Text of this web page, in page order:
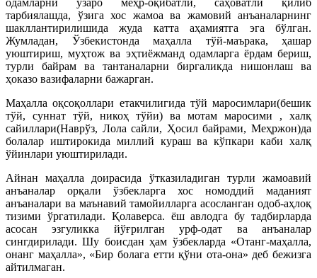
одамларни ўзаро меҳр-оқибатли, саҳоватли қилиб
тарбиялашда, ўзига хос жамоа ва жамовий анъаналарнинг
шакллантирилишида жуда катта аҳамиятга эга бўлган.
Жумладан, Ўзбекистонда маҳалла тўй-маърака, ҳашар
уюштириш, муҳтож ва эҳтиёжманд одамларга ёрдам бериш,
турли байрам ва тантаналарни биргаликда нишонлаш ва
ҳоказо вазифаларни бажарган.
Маҳалла оқсоқоллари етакчилигида тўй маросимлари(бешик
тўй, суннат тўй, никоҳ тўйи) ва мотам маросими , халқ
сайиллари(Наврўз, Лола сайли, Ҳосил байрами, Меҳржон)да
болалар иштирокида миллий кураш ва кўпкари каби халқ
ўйинлари уюштирилади.
Айнан маҳалла доирасида ўтказиладиган турли жамоавий
анъаналар орқали ўзбекларга хос номоддий маданият
анъаналари ва маънавий тамойилларга асосланган одоб-аҳлоқ
тизими ўргатилади. Қолаверса. ёш авлодга бу тадбирларда
асосан эзгуликка йўғрилган урф-одат ва анъаналар
сингдирилади. Шу боисдан ҳам ўзбекларда «Отанг-маҳалла,
онанг маҳалла», «Бир болага етти қўни ота-она» деб бежизга
айтилмаган.